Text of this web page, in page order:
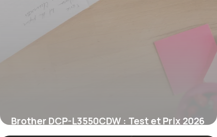
Brother DCP-L3550CDW : Test et Prix 2026